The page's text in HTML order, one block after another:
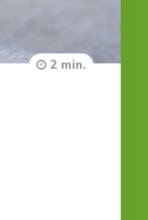
2 min.